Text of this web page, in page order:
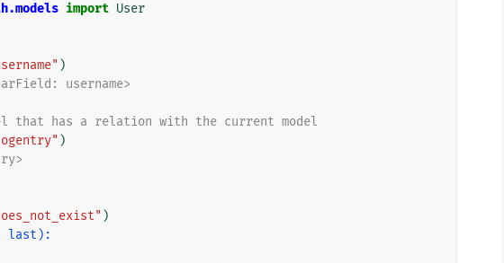
import User
)
username>
that has a relation with the current model
)
)
last):